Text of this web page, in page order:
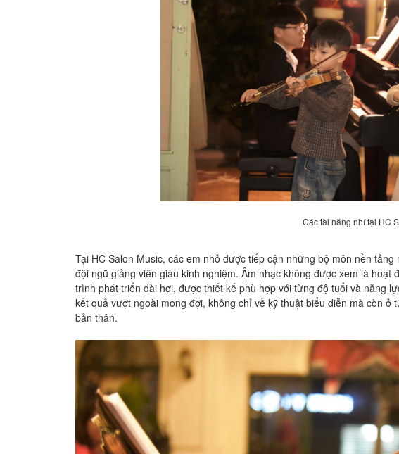
Các tài năng nhí tại HC
Tại HC Salon Music, các em nhỏ được tiếp cận những bộ môn nền
đội ngũ giảng viên giàu kinh nghiệm. Âm nhạc không được xem là
trình phát triển dài hơi, được thiết kế phù hợp với từng độ tuổi và năng
kết quả vượt ngoài mong đợi, không chỉ về kỹ thuật biểu diễn mà còn
bản thân.